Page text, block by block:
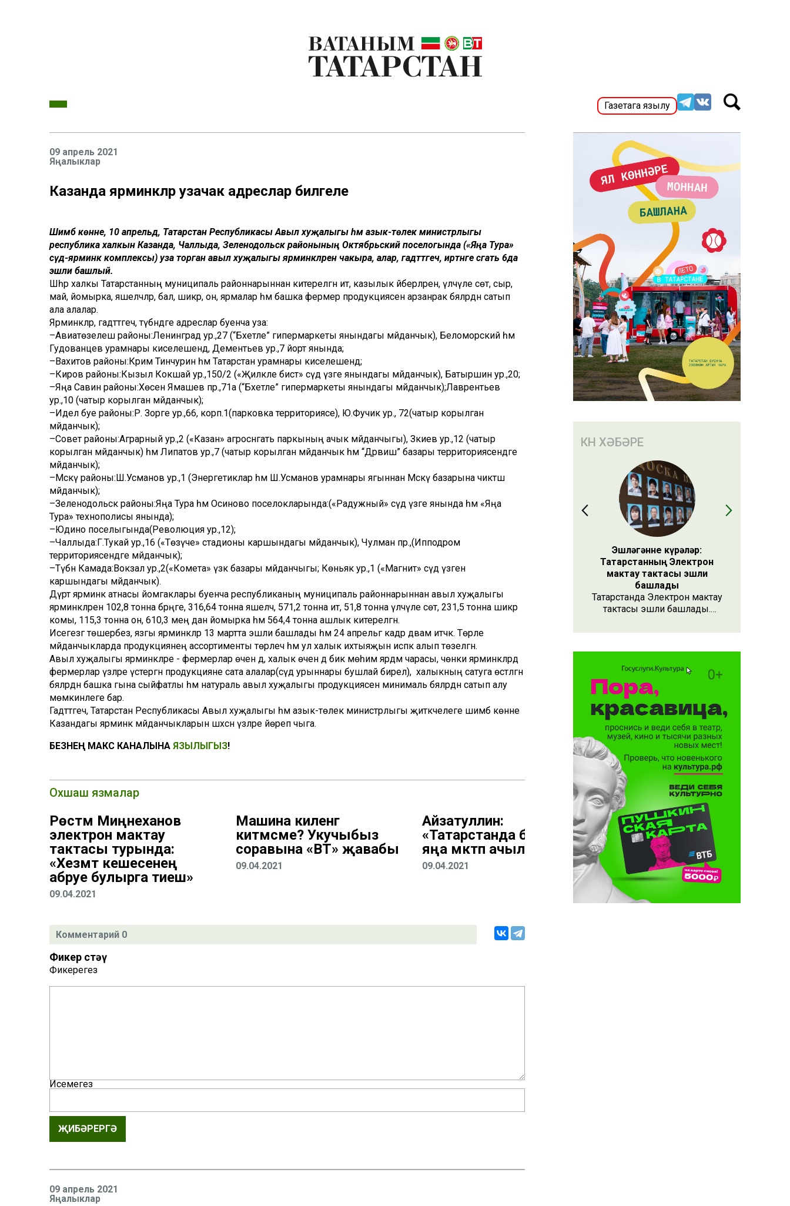
Газетага язылу
09 апрель 2021
Яңалыклар
Казанда ярминкәләр узачак адреслар билгеле
Шимбә көнне, 10 апрельдә, Татарстан Республикасы Авыл хуҗалыгы һәм азык-төлек министрлыгы
республика халкын Казанда, Чаллыда, Зеленодольск районының Октябрьский поселогында («Яңа Тура»
сәүдә-ярминкә комплексы) уза торган авыл хуҗалыгы ярминкәләренә чакыра, алар, гадәттәгечә, иртәнге сәгать 6да
эшли башлый.
Шәһәр халкы Татарстанның муниципаль районнарыннан китерелгән ит, казылык әйберләрен, үлчәүле сөт, сыр,
май, йомырка, яшелчәләр, бал, шикәр, он, ярмалар һәм башка фермер продукциясен арзанрак бәяләрдән сатып
ала алалар.
Ярминкәләр, гадәттәгечә, түбәндәге адреслар буенча уза:
–Авиатөзелеш районы:Ленинград ур.,27 (“Бәхетле” гипермаркеты янындагы мәйданчык), Беломорский һәм
Гудованцев урамнары киселешендә, Дементьев ур.,7 йорт янында;
–Вахитов районы:Кәрим Тинчурин һәм Татарстан урамнары киселешендә;
–Киров районы:Кызыл Кокшай ур.,150/2 («Җиләкле бистә» сәүдә үзәге янындагы мәйданчык), Батыршин ур.,20;
–Яңа Савин районы:Хөсәен Ямашев пр.,71а (“Бәхетле” гипермаркеты янындагы мәйданчык);Лаврентьев
ур.,10 (чатыр корылган мәйданчык);
–Идел буе районы:Р. Зорге ур.,66, корп.1(парковка территориясе), Ю.Фучик ур., 72(чатыр корылган
мәйданчык);
–Совет районы:Аграрный ур.,2 («Казан» агросәнәгать паркының ачык мәйданчыгы), Зәкиев ур.,12 (чатыр
корылган мәйданчык) һәм Липатов ур.,7 (чатыр корылган мәйданчык һәм “Дәрвиш” базары территориясендәге
мәйданчык);
–Мәскәү районы:Ш.Усманов ур.,1 (Энергетиклар һәм Ш.Усманов урамнары ягыннан Мәскәү базарына чиктәш
мәйданчык);
–Зеленодольск районы:Яңа Тура һәм Осиново поселокларында:(«Радужный» сәүдә үзәге янында һәм «Яңа
Тура» технополисы янында);
–Юдино поселыгында(Революция ур.,12);
–Чаллыда:Г.Тукай ур.,16 («Төзүче» стадионы каршындагы мәйданчык), Чулман пр.,(Ипподром
территориясендәге мәйданчык);
–Түбән Камада:Вокзал ур.,2(«Комета» үзәк базары мәйданчыгы; Көньяк ур.,1 («Магнит» сәүдә үзәгенә
каршындагы мәйданчык).
Дүрт ярминкә атнасы йомгаклары буенча республиканың муниципаль районнарыннан авыл хуҗалыгы
ярминкәләренә 102,8 тонна бәрәңге, 316,64 тонна яшелчә, 571,2 тонна ит, 51,8 тонна үлчәүле сөт, 231,5 тонна шикәр
комы, 115,3 тонна он, 610,3 мең данә йомырка һәм 564,4 тонна ашлык китерелгән.
Исегезгә төшерәбез, язгы ярминкәләр 13 мартта эшли башлады һәм 24 апрельгә кадәр дәвам итәчәк. Төрле
мәйданчыкларда продукциянең ассортименты төрлечә һәм ул халык ихтыяҗын исәпкә алып төзелгән.
Авыл хуҗалыгы ярминкәләре - фермерлар өчен дә, халык өчен дә бик мөһим ярдәм чарасы, чөнки ярминкәләрдә
фермерлар үзләре үстергән продукцияне сата алалар(сәүдә урыннары бушлай бирелә), ә халыкның сатуга өстәлгән
бәяләрдән башка гына сыйфатлы һәм натураль авыл хуҗалыгы продукциясен минималь бәяләрдән сатып алу
мөмкинлеге бар.
Гадәттәгечә, Татарстан Республикасы Авыл хуҗалыгы һәм азык-төлек министрлыгы җитәкчелеге шимбә көнне
Казандагы ярминкә мәйданчыкларын шәхсән үзләре йөреп чыга.
БЕЗНЕҢ МАКС КАНАЛЫНА ЯЗЫЛЫГЫЗ!
Охшаш язмалар
Рөстәм Миңнеханов
электрон мактау
тактасы турында:
«Хезмәт кешесенең
абруе булырга тиеш»
09.04.2021
Машина киленгә
китмәсме? Укучыбыз
соравына «ВТ» җавабы
09.04.2021
Айзатуллин:
«Татарстанда быел биш
яңа мәктәп ачылачак»
09.04.2021
Комментарий 0
Фикер өстәү
Фикерегез
Исемегез
ҖИБӘРЕРГӘ
09 апрель 2021
Яңалыклар
КӨН ХӘБӘРЕ
Эшләгәнне күрәләр:
Татарстанның Электрон
мактау тактасы эшли
башлады
Татарстанда Электрон мактау
тактасы эшли башлады.
күрсәтүнең заманча алымы
тупланган. Исемлекне ел
саен яңартып торачаклар.
Лаеклыларга исә махсус
таныклык та бирәчәкләр.